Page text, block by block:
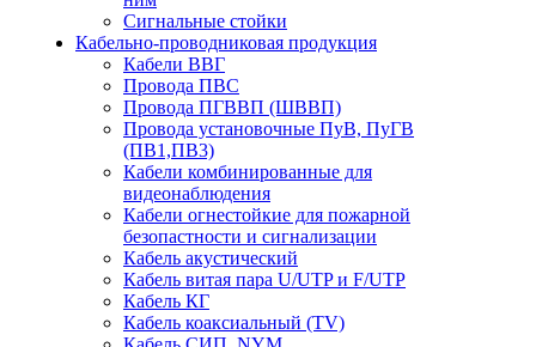
Сигнальные стойки
Кабельно-проводниковая продукция
Кабели ВВГ
Провода ПВС
Провода ПГВВП (ШВВП)
Провода установочные ПуВ, ПуГВ
(ПВ1,ПВ3)
Кабели комбинированные для
видеонаблюдения
Кабели огнестойкие для пожарной
безопастности и сигнализации
Кабель акустический
Кабель витая пара U/UTP и F/UTP
Кабель КГ
Кабель коаксиальный (TV)